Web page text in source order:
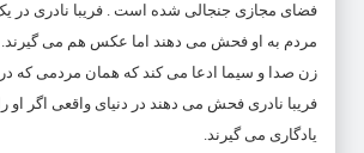
فضای مجازی جنجالی شده است . فریبا نادری در
مردم به او فحش می دهند اما عکس هم می گیرند.
زن صدا و سیما ادعا می کند که همان مردمی که
فریبا نادری فحش می دهند در دنیای واقعی اگر او
یادگاری می گیرند.